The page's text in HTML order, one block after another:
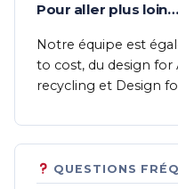
Pour aller plus loin…
Notre équipe est
to cost, du design for
recycling et Design
QUESTIONS